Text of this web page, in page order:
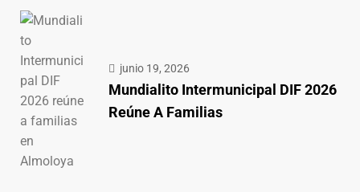
junio 19, 2026
Mundialito Intermunicipal DIF 2026
Reúne A Familias